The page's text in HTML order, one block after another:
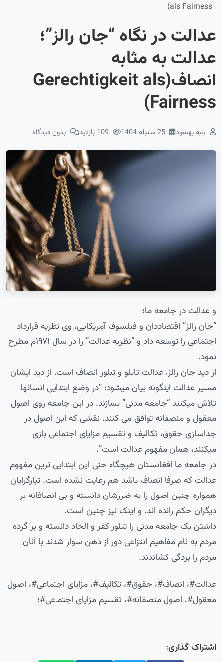
als Fairness)
عدالت در نگاه “جان رالز”؛
عدالت به مثابه
انصاف(Gerechtigkeit als
Fairness)
بابه بهسود بدون دیدگاه
و عدالت در جامعه ما؛
“جان رالز” اقتصاددان و فیلسوف آمریکایی، وی نظریه قرارداد
اجتماعی را توسعه داد و “نظریه عدالت” را در سال ۱۹۷۱م مطرح
نمود.
از دید جان رالز، عدالت تابلو و تبلور انصاف است. از دید ایشان
مسیر عدالت اینگونه بیان میشود: “در وضع ابتدایی انسانها
تلاش میکنند “جامعه مدنی” بسازند. در این جامعه روی اصول
معقول و منصفانه توافق می کنند. نقشی که این اصول در
جداسازی حقوق، تکالیف و تقسیم مزایای اجتماعی بازی
میکنند، همان مفهوم عدالت است”.
در جامعه ما افغانستان هیچگاه حتی این ابتدایی ترین مفهوم
عدالت که صرفا انصاف باشد هم رعایت نشده است. تبارگرایان
همواره چنین اصول را به ضررشان دانسته و بی انصافانه بر
دیگران حکم رانده اند. و اینک نیز چنین است.
داشتن یک جامعه مدنی را تبلور کفر و الحاد دانسته و بر گرده
مردم به نام مفاهیم انتزاعی دور از ذهن سوار شدند با آنان
مردم را بردگی کشاندند.
عدالت#، انصاف#، حقوق#، تکالیف#، مزایای اجتماعی#، اصول
معقول#، اصول منصفانه#، تقسیم مزایای اجتماعی#؛
اشتراک گذاری: